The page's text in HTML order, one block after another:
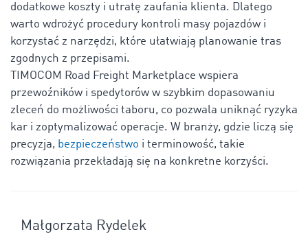
dodatkowe koszty i utratę zaufania klienta. Dlatego
warto wdrożyć procedury kontroli masy pojazdów i
korzystać z narzędzi, które ułatwiają planowanie tras
zgodnych z przepisami.
TIMOCOM Road Freight Marketplace wspiera
przewoźników i spedytorów w szybkim dopasowaniu
zleceń do możliwości taboru, co pozwala uniknąć ryzyka
kar i zoptymalizować operacje. W branży, gdzie liczą się
precyzja, bezpieczeństwo i terminowość, takie
rozwiązania przekładają się na konkretne korzyści.
Małgorzata Rydelek